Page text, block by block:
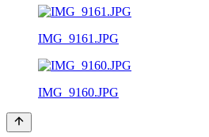
IMG_9161.JPG
IMG_9160.JPG